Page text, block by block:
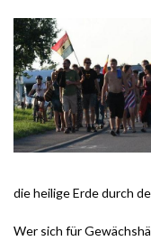
die heilige Erde durch
Wer sich für